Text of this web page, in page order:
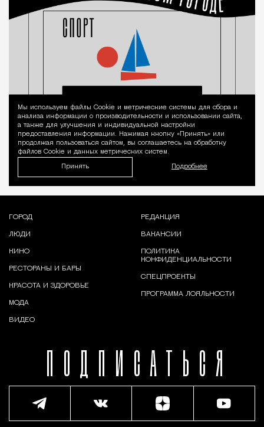
Уведомление
Мы используем файлы Сookie и метрические системы для сбора и
анализа информации о производительности и использовании сайта,
а также для улучшения и индивидуальной настройки
предоставления информации. Нажимая кнопку «Принять» или
продолжая пользоваться сайтом, вы соглашаетесь на обработку
файлов Cookie и данных метрических систем.
Принять Подробнее
ПОДПИСАТЬСЯ
ГОРОД
ЛЮДИ
КИНО
РЕСТОРАНЫ И БАРЫ
КРАСОТА И ЗДОРОВЬЕ
МОДА
ВИДЕО
РЕДАКЦИЯ
ВАКАНСИИ
ПОЛИТИКА
КОНФИДЕНЦИАЛЬНОСТИ
СПЕЦПРОЕКТЫ
ПРОГРАММА ЛОЯЛЬНОСТИ